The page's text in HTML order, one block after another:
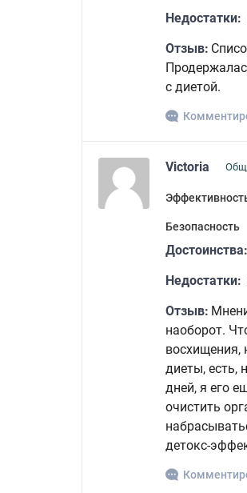
Недостатки:
Отзыв:
с диетой.
Victoria
Безопасность
Достоинства:
Недостатки:
Отзыв:
наоборот.
восхищения,
диеты, есть,
дней, я его
очистить
детокс-